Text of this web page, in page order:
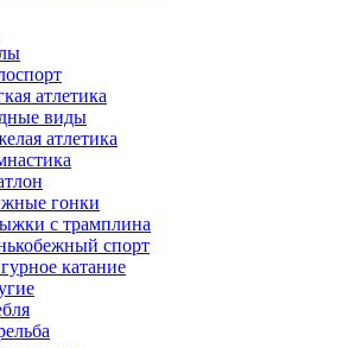
атлетика
виды
атлетика
гонки
с трамплина
спорт
катание